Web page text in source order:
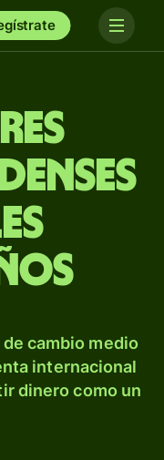
cambio medio
internacional
dinero como un